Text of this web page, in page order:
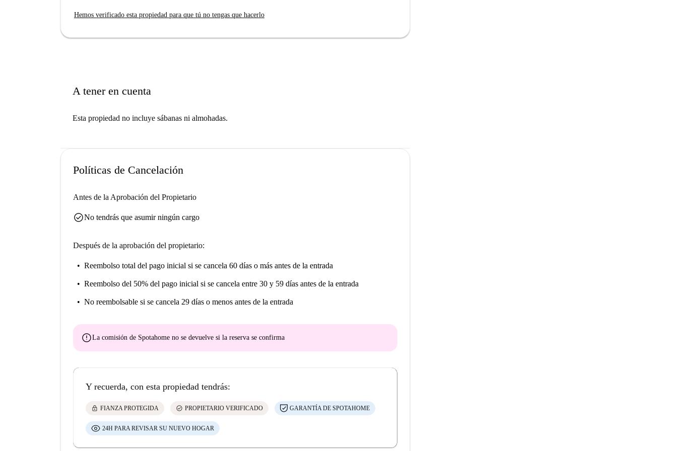
Hemos verificado esta propiedad para que tú no tengas que hacerlo
A tener en cuenta
Esta propiedad no incluye sábanas ni almohadas.
Políticas de Cancelación
Antes de la Aprobación del Propietario
check_circleNo tendrás que asumir ningún cargo
Después de la aprobación del propietario:
Reembolso total del pago inicial si se cancela 60 días o más antes de la entrada
Reembolso del 50% del pago inicial si se cancela entre 30 y 59 días antes de la entrada
No reembolsable si se cancela 29 días o menos antes de la entrada
errorLa comisión de Spotahome no se devuelve si la reserva se confirma
Y recuerda, con esta propiedad tendrás:
lock FIANZA PROTEGIDA check_circle PROPIETARIO VERIFICADO GARANTÍA DE SPOTAHOME
24H PARA REVISAR SU NUEVO HOGAR